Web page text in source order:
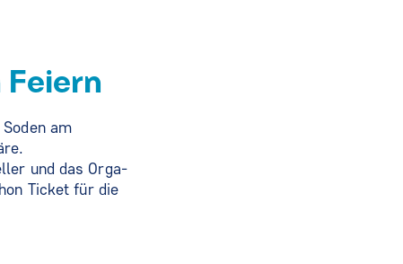
Feiern
am
und das Orga-
Ticket für die